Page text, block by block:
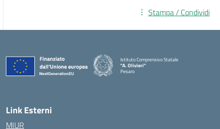
Stampa / Condividi
Istituto Comprensivo Statale
"A. Olivieri"
Pesaro
Link Esterni
MIUR